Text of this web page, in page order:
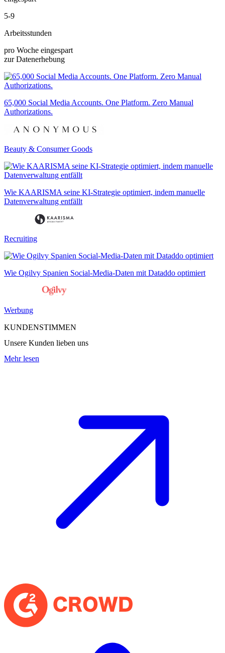
5-9
Arbeitsstunden
pro Woche eingespart
zur Datenerhebung
65,000 Social Media Accounts. One Platform. Zero Manual
Authorizations.
Beauty & Consumer Goods
Wie KAARISMA seine KI-Strategie optimiert, indem manuelle
Datenverwaltung entfällt
Recruiting
Wie Ogilvy Spanien Social-Media-Daten mit Dataddo optimiert
Werbung
KUNDENSTIMMEN
Unsere Kunden lieben uns
Mehr lesen